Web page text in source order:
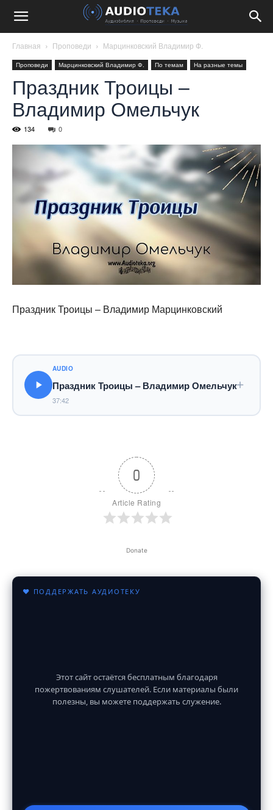
Главная Проповеди Марцинковский Владимир Ф.
Проповеди Марцинковский Владимир Ф. По темам На разные темы
Праздник Троицы –
Владимир Омельчук
134 0
Праздник Троицы – Владимир Марцинковский
AUDIO
Праздник Троицы – Владимир Омельчук
37:42
0
Article Rating
Donate
♥ ПОДДЕРЖАТЬ АУДИОТЕКУ
Этот сайт остаётся бесплатным благодаря
пожертвованиям слушателей. Если материалы были
полезны, вы можете поддержать служение.